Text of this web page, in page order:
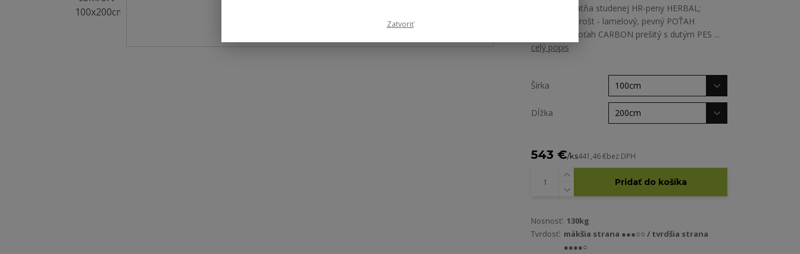
35kg/m3; platňa studenej HR-peny HERBAL;
doporučený rošt - lamelový, pevný POŤAH
MATRACA poťah CARBON prešitý s dutým PES ...
celý popis
Šírka
Dĺžka
543 €/ks441,46 €bez DPH
Pridať do košíka
Nosnosť: 130kg
Tvrdosť: mäkšia strana ●●●○○ / tvrdšia strana
●●●●○
Zatvoriť